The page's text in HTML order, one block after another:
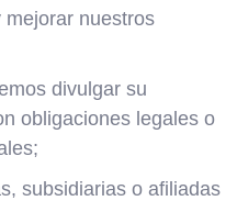
nuestros
divulgar su
obligaciones legales o
subsidiarias o afiliadas